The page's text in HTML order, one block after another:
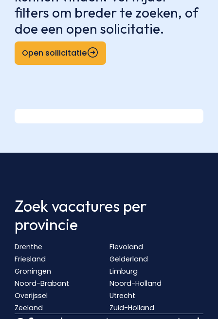
filters om breder te zoeken, of
doe een open solicitatie.
Open sollicitatie
Zoek vacatures per
provincie
Drenthe
Flevoland
Friesland
Gelderland
Groningen
Limburg
Noord-Brabant
Noord-Holland
Overijssel
Utrecht
Zeeland
Zuid-Holland